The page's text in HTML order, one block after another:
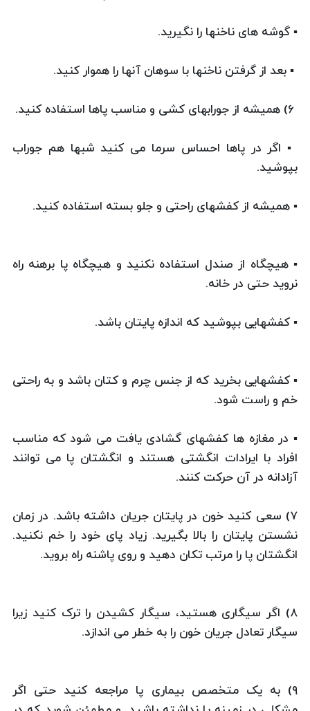
▪ گوشه های ناخنها را نگیرید.
▪ بعد از گرفتن ناخنها با سوهان آنها را هموار کنید.
▪ اگر در پاها احساس سرما می کنید شبها هم جوراب
بپوشید.
▪ همیشه از کفشهای راحتی و جلو بسته استفاده کنید.
▪ هیچگاه از صندل استفاده نکنید و هیچگاه پا برهنه راه
نروید حتی در خانه.
▪ کفشهایی بپوشید که اندازه پایتان باشد.
▪ کفشهایی بخرید که از جنس چرم و کتان باشد و به راحتی
خم و راست شود.
▪ در مغازه ها کفشهای گشادی یافت می شود که مناسب
افراد با ایرادات انگشتی هستند و انگشتان پا می توانند
آزادانه در آن حرکت کنند.
۷) سعی کنید خون در پایتان جریان داشته باشد. در زمان
نشستن پایتان را بالا بگیرید. زیاد پای خود را خم نکنید.
انگشتان پا را مرتب تکان دهید و روی پاشنه راه بروید.
۸) اگر سیگاری هستید، سیگار کشیدن را ترک کنید زیرا
سیگار تعادل جریان خون را به خطر می اندازد.
۹) به یک متخصص بیماری پا مراجعه کنید حتی اگر